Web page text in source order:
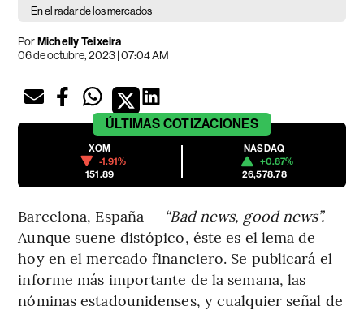
En el radar de los mercados
PorMichelly Teixeira
06 de octubre, 2023 | 07:04 AM
ÚLTIMAS COTIZACIONES
XOM
-1.91%
151.89
NASDAQ
+0.87%
26,578.78
Barcelona, España — “Bad news, good news”.
Aunque suene distópico, éste es el lema de
hoy en el mercado financiero. Se publicará el
informe más importante de la semana, las
nóminas estadounidenses, y cualquier señal de